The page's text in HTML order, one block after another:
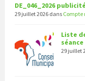
DE_046_2026 publicité
29 juillet 2026 dans Compte
Liste
29 juillet